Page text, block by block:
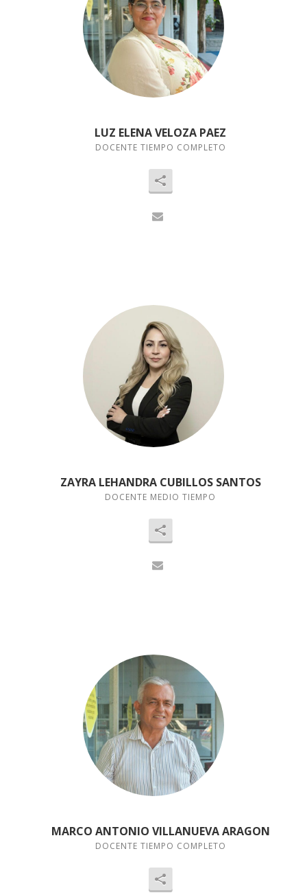
LUZ ELENA VELOZA PAEZ
DOCENTE TIEMPO COMPLETO
ZAYRA LEHANDRA CUBILLOS SANTOS
DOCENTE MEDIO TIEMPO
MARCO ANTONIO VILLANUEVA ARAGON
DOCENTE TIEMPO COMPLETO